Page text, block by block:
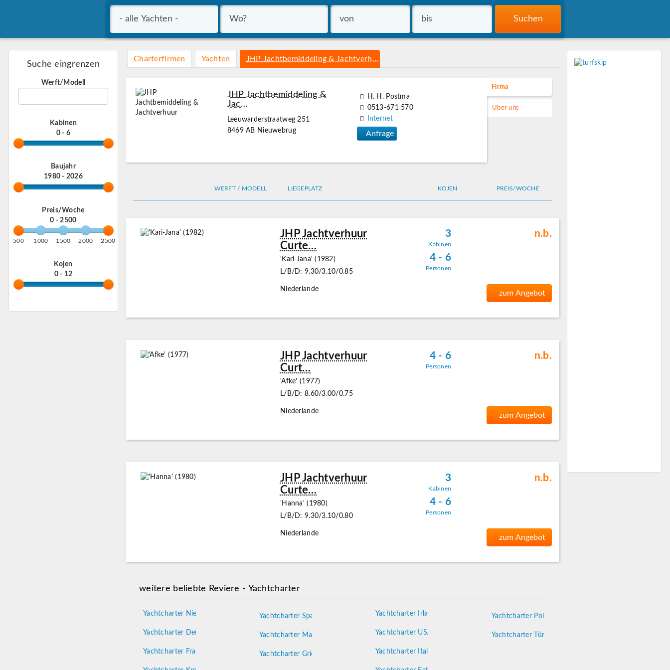
Suchen
Suche eingrenzen
Werft/Modell
Kabinen
0 - 6
Baujahr
1980 - 2026
Preis/Woche
0 - 2500
500 1000 1500 2000 2500
Kojen
0 - 12
Charterfirmen Yachten JHP Jachtbemiddeling & Jachtverh…
JHP Jachtbemiddeling &
Jac…
Leeuwarderstraatweg 251
8469 AB Nieuwebrug
H. H. Postma
0513-671 570
Internet
Anfrage
Firma
Über uns
WERFT / MODELL LIEGEPLATZ KOJEN PREIS/WOCHE
JHP Jachtverhuur
Curte…
'Kari-Jana' (1982)
L/B/D: 9.30/3.10/0.85
3
Kabinen
4 - 6
Personen
n.b.
Niederlande zum Angebot
JHP Jachtverhuur
Curt…
'Afke' (1977)
L/B/D: 8.60/3.00/0.75
4 - 6
Personen
n.b.
Niederlande zum Angebot
JHP Jachtverhuur
Curte…
'Hanna' (1980)
L/B/D: 9.30/3.10/0.80
3
Kabinen
4 - 6
Personen
n.b.
Niederlande zum Angebot
weitere beliebte Reviere - Yachtcharter
Yachtcharter Niederlande
Yachtcharter Deutschland
Yachtcharter Frankreich
Yachtcharter Spanien
Yachtcharter Malta
Yachtcharter Griechenland
Yachtcharter Irland
Yachtcharter USA
Yachtcharter Italien
Yachtcharter Polen
Yachtcharter Türkei